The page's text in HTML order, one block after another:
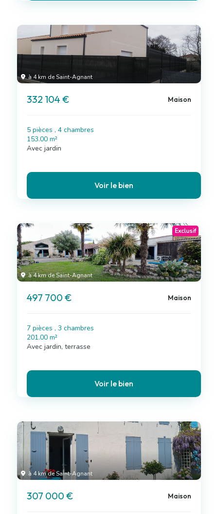
à 4 km de Saint-Agnant
332 104 € Maison
5 pièces , 4 chambres
153.00 m²
Avec jardin
Voir le bien
à 4 km de Saint-Agnant
Exclusif
497 700 € Maison
7 pièces , 3 chambres
201.00 m²
Avec jardin, terrasse
Voir le bien
à 4 km de Saint-Agnant
307 000 € Maison